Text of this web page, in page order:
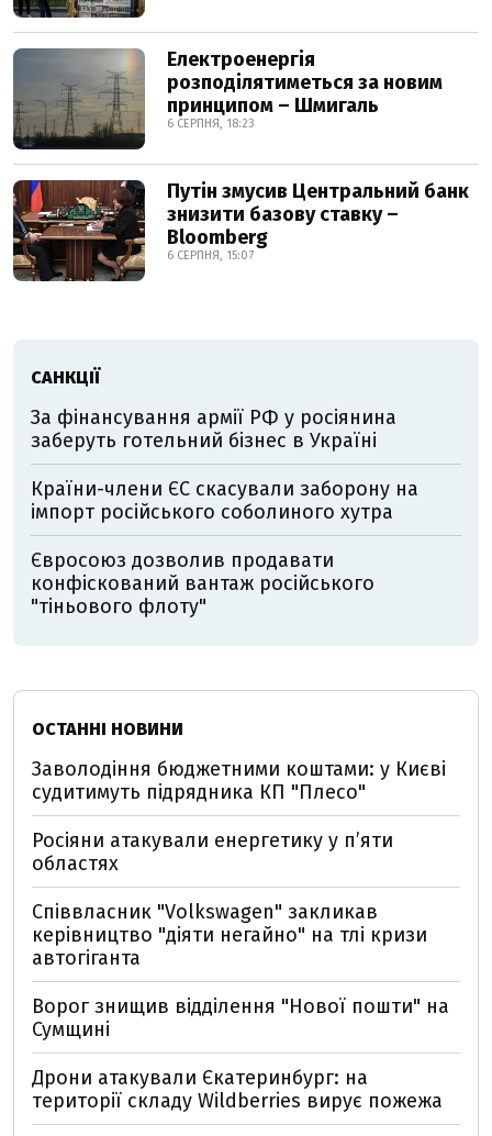
Електроенергія
розподілятиметься за новим
принципом – Шмигаль
6 СЕРПНЯ, 18:23
Путін змусив Центральний банк
знизити базову ставку –
Bloomberg
6 СЕРПНЯ, 15:07
САНКЦІЇ
За фінансування армії РФ у росіянина
заберуть готельний бізнес в Україні
Країни-члени ЄС скасували заборону на
імпорт російського соболиного хутра
Євросоюз дозволив продавати
конфіскований вантаж російського
"тіньового флоту"
ОСТАННІ НОВИНИ
Заволодіння бюджетними коштами: у Києві
судитимуть підрядника КП "Плесо"
Росіяни атакували енергетику у пʼяти
областях
Співвласник "Volkswagen" закликав
керівництво "діяти негайно" на тлі кризи
автогіганта
Ворог знищив відділення "Нової пошти" на
Сумщині
Дрони атакували Єкатеринбург: на
території складу Wildberries вирує пожежа